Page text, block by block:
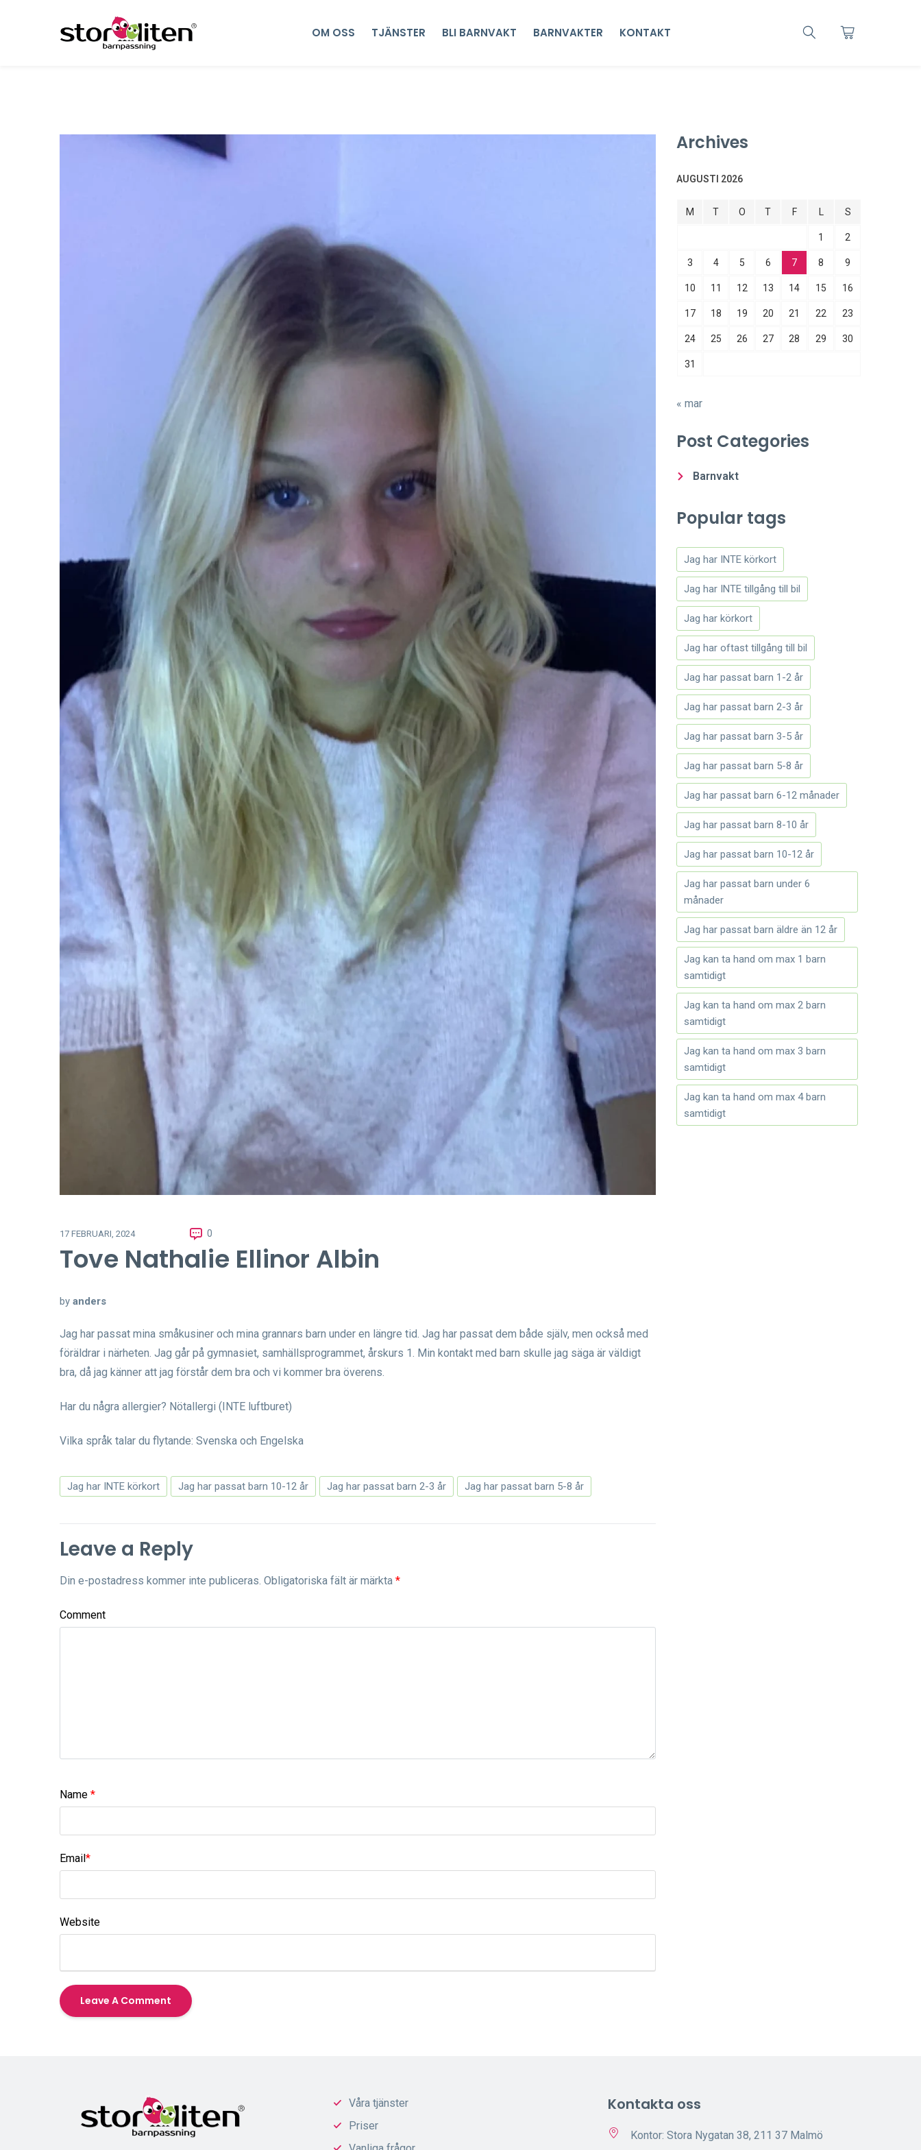
OM OSS TJÄNSTER BLI BARNVAKT BARNVAKTER KONTAKT
17 FEBRUARI, 2024 0
Tove Nathalie Ellinor Albin
by anders
Jag har passat mina småkusiner och mina grannars barn under en längre tid. Jag har passat dem både själv, men också med
föräldrar i närheten. Jag går på gymnasiet, samhällsprogrammet, årskurs 1. Min kontakt med barn skulle jag säga är väldigt
bra, då jag känner att jag förstår dem bra och vi kommer bra överens.
Har du några allergier? Nötallergi (INTE luftburet)
Vilka språk talar du flytande: Svenska och Engelska
Jag har INTE körkort Jag har passat barn 10-12 år Jag har passat barn 2-3 år Jag har passat barn 5-8 år
Leave a Reply
Din e-postadress kommer inte publiceras. Obligatoriska fält är märkta *
Comment
Name *
Email*
Website
Archives
AUGUSTI 2026
M T O T F S
1 2
3 4 5 6 7 8 9
10 11 12 13 14 15 16
17 18 19 20 21 22 23
24 25 26 27 28 29 30
31
« mar
Post Categories
Barnvakt
Popular tags
Jag har INTE körkort
Jag har INTE tillgång till bil
Jag har körkort
Jag har oftast tillgång till bil
Jag har passat barn 1-2 år
Jag har passat barn 2-3 år
Jag har passat barn 3-5 år
Jag har passat barn 5-8 år
Jag har passat barn 6-12 månader
Jag har passat barn 8-10 år
Jag har passat barn 10-12 år
Jag har passat barn under 6
månader
Jag har passat barn äldre än 12 år
Jag kan ta hand om max 1 barn
samtidigt
Jag kan ta hand om max 2 barn
samtidigt
Jag kan ta hand om max 3 barn
samtidigt
Jag kan ta hand om max 4 barn
samtidigt
Våra tjänster
Priser
Kontakta oss
Kontor: Stora Nygatan 38, 211 37 Malmö